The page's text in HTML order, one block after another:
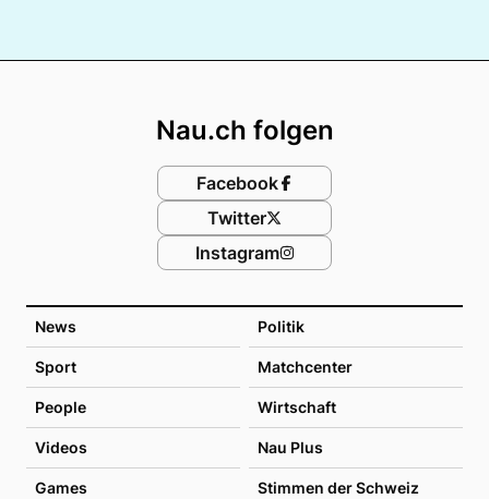
News Politik
Sport Matchcenter
People Wirtschaft
Videos Nau Plus
Games Stimmen der Schweiz
Nau.ch folgen
Facebook
Twitter
Instagram